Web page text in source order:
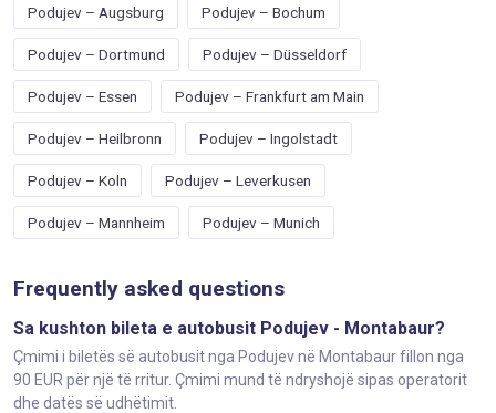
Podujev – Augsburg Podujev – Bochum
Podujev – Dortmund Podujev – Düsseldorf
Podujev – Essen Podujev – Frankfurt am Main
Podujev – Heilbronn Podujev – Ingolstadt
Podujev – Koln Podujev – Leverkusen
Podujev – Mannheim Podujev – Munich
Frequently asked questions
Sa kushton bileta e autobusit Podujev - Montabaur?
Çmimi i biletës së autobusit nga Podujev në Montabaur fillon nga
90 EUR për një të rritur. Çmimi mund të ndryshojë sipas operatorit
dhe datës së udhëtimit.